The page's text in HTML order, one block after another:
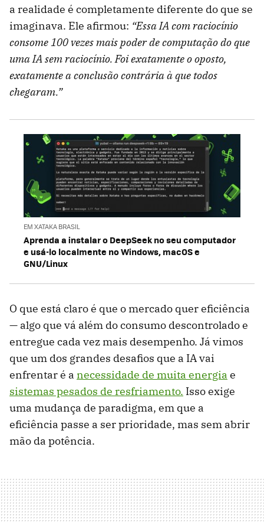
a realidade é completamente diferente do que se
imaginava. Ele afirmou: “Essa IA com raciocínio
consome 100 vezes mais poder de computação do que
uma IA sem raciocínio. Foi exatamente o oposto,
exatamente a conclusão contrária à que todos
chegaram.”
EM XATAKA BRASIL
Aprenda a instalar o DeepSeek no seu computador
e usá-lo localmente no Windows, macOS e
GNU/Linux
O que está claro é que o mercado quer eficiência
— algo que vá além do consumo descontrolado e
entregue cada vez mais desempenho. Já vimos
que um dos grandes desafios que a IA vai
enfrentar é a necessidade de muita energia e
sistemas pesados de resfriamento. Isso exige
uma mudança de paradigma, em que a
eficiência passe a ser prioridade, mas sem abrir
mão da potência.